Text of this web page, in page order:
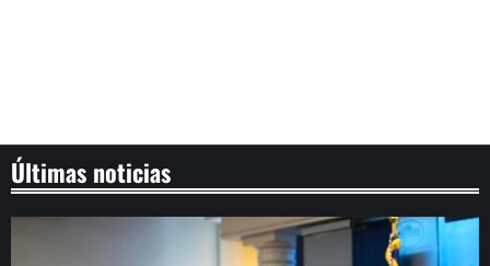
Últimas noticias